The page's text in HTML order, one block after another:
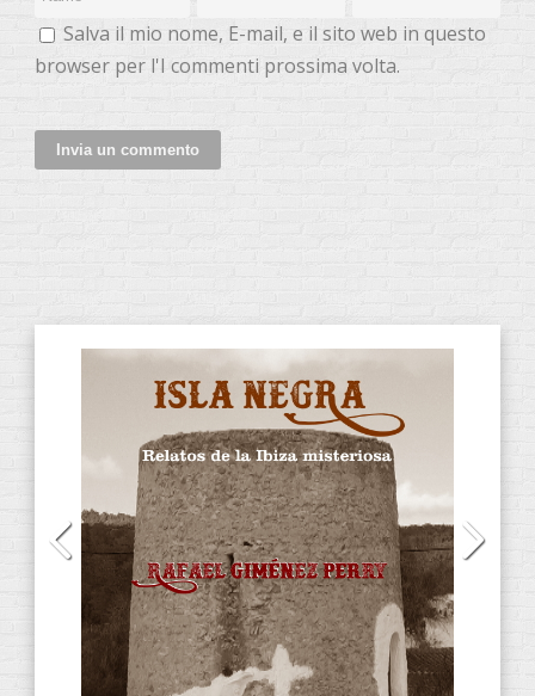
Salva il mio nome, E-mail, e il sito web in questo
browser per l'I commenti prossima volta.
CATEGORIE DI PRODOTTI
Audiolibri(13)
CD(2)
DVD (4)
E-Books (31)